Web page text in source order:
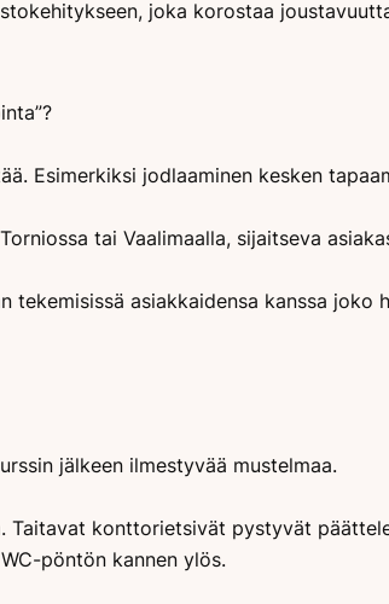
joka korostaa
Esimerkiksi jodlaaminen kesken
tai Vaalimaalla, sijaitseva
tekemisissä asiakkaidensa kanssa joko
jälkeen ilmestyvää mustelmaa.
konttorietsivät pystyvät
pöntön kannen ylös.